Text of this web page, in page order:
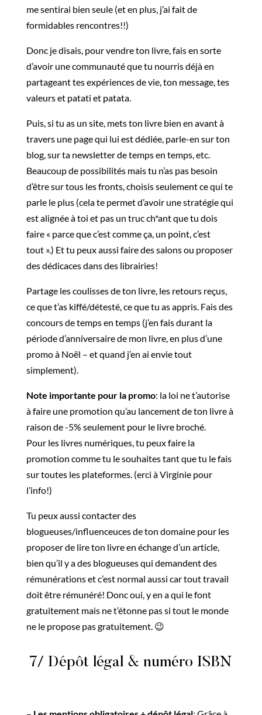
me sentirai bien seule (et en plus, j’ai fait de
formidables rencontres!!)
Donc je disais, pour vendre ton livre, fais en sorte
d’avoir une communauté que tu nourris déjà en
partageant tes expériences de vie, ton message, tes
valeurs et patati et patata.
Puis, si tu as un site, mets ton livre bien en avant à
travers une page qui lui est dédiée, parle-en sur ton
blog, sur ta newsletter de temps en temps, etc.
Beaucoup de possibilités mais tu n’as pas besoin
d’être sur tous les fronts, choisis seulement ce qui te
parle le plus (cela te permet d’avoir une stratégie qui
est alignée à toi et pas un truc ch*ant que tu dois
faire « parce que c’est comme ça, un point, c’est
tout ».) Et tu peux aussi faire des salons ou proposer
des dédicaces dans des librairies!
Partage les coulisses de ton livre, les retours reçus,
ce que t’as kiffé/détesté, ce que tu as appris. Fais des
concours de temps en temps (j’en fais durant la
période d’anniversaire de mon livre, en plus d’une
promo à Noël – et quand j’en ai envie tout
simplement).
Note importante pour la promo: la loi ne t’autorise
à faire une promotion qu’au lancement de ton livre à
raison de -5% seulement pour le livre broché.
Pour les livres numériques, tu peux faire la
promotion comme tu le souhaites tant que tu le fais
sur toutes les plateformes. (erci à Virginie pour
l’info!)
Tu peux aussi contacter des
blogueuses/influenceuces de ton domaine pour les
proposer de lire ton livre en échange d’un article,
bien qu’il y a des blogueuses qui demandent des
rémunérations et c’est normal aussi car tout travail
doit être rémunéré! Donc oui, y en a qui le font
gratuitement mais ne t’étonne pas si tout le monde
ne le propose pas gratuitement. 😉
7/ Dépôt légal & numéro ISBN